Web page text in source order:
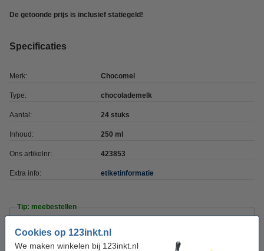
Cookies op 123inkt.nl
We maken winkelen bij 123inkt.nl
De getoonde prijs is inclusief statiegeld!
Specificaties
Merk: Chocomel
Type: chocolademelk
Aantal: 24 stuks
Inhoud: 250 ml
Ons artikelnr: 423853
Extra info: etiketinformatie
Tip: meebestellen
Arcoroc Granity glas hoog 31 cl (6 stuks)
€ 19,95